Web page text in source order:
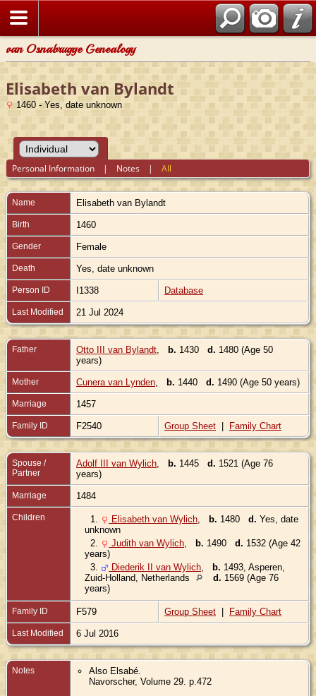
van Osnabrugge Genealogy
Elisabeth van Bylandt
1460 - Yes, date unknown
Personal Information | Notes |All
Name Elisabeth van Bylandt
Birth 1460
Gender Female
Death Yes, date unknown
Person ID I1338 Database
Last Modified 21 Jul 2024
Father Otto III van Bylandt b. 1430 d. 1480 (Age 50
years)
Mother Cunera van Lynden b. 1440 d. 1490 (Age 50 years)
Marriage 1457
Family ID F2540 Group Sheet | Family Chart
Spouse /
Partner
Adolf III van Wylich b. 1445 d. 1521 (Age 76
years)
Marriage 1484
Children 1. Elisabeth van Wylich b. 1480 d. Yes, date
unknown
2.
Judith van Wylich b. 1490 d. 1532 (Age 42
years)
3.
Diederik II van Wylich b. 1493, Asperen,
Zuid-Holland, Netherlands
d. 1569 (Age 76
years)
Family ID F579 Group Sheet | Family Chart
Last Modified 6 Jul 2016
Notes
Also Elsabé.
Navorscher, Volume 29. p.472